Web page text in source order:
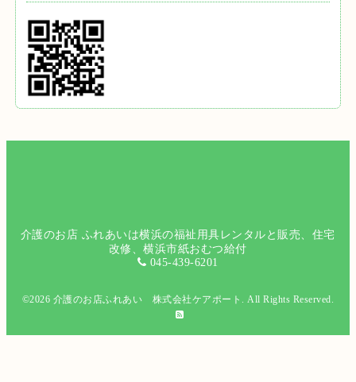
介護のお店 ふれあいは横浜の福祉用具レンタルと販売、住宅
改修、横浜市紙おむつ給付
045-439-6201
©2026 介護のお店ふれあい 株式会社ケアポート . All Rights Reserved.